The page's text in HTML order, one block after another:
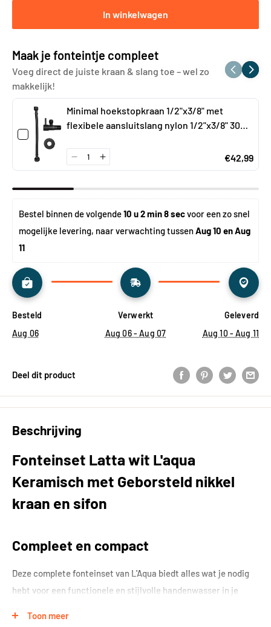
In winkelwagen
Maak je fonteintje compleet
Voeg direct de juiste kraan & slang toe – wel zo
makkelijk!
Minimal hoekstopkraan 1/2"x3/8" met
flexibele aansluitslang nylon 1/2"x3/8" 30
€42,99
Bestel binnen de volgende 10 u 2 min 8 sec voor een zo snel
mogelijke levering, naar verwachting tussen Aug 10 en Aug
11
Besteld
Aug 06
Verwerkt
Aug 06 - Aug 07
Geleverd
Aug 10 - Aug 11
Deel dit product
Beschrijving
Fonteinset Latta wit L'aqua
Keramisch met Geborsteld nikkel
kraan en sifon
Compleet en compact
Deze complete fonteinset van L'Aqua biedt alles wat je nodig
hebt voor een functionele en stijlvolle handenwasser in je
Toon meer